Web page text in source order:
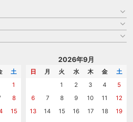
土
1
8
15
2026年9月
日 月 火 水 木 金
土
1
2 3 4
5
6
7 8 9 10 11
12
13
14 15 16 17 18
19